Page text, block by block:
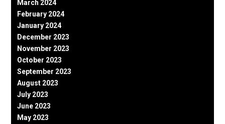
March 2024
February 2024
January 2024
December 2023
November 2023
October 2023
September 2023
August 2023
July 2023
June 2023
May 2023